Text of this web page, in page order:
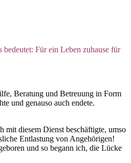
Für ein Leben zuhause für
Beratung und Betreuung in Form
und genauso auch endete.
diesem Dienst beschäftigte, umso
Entlastung von Angehörigen!
und so begann ich, die Lücke